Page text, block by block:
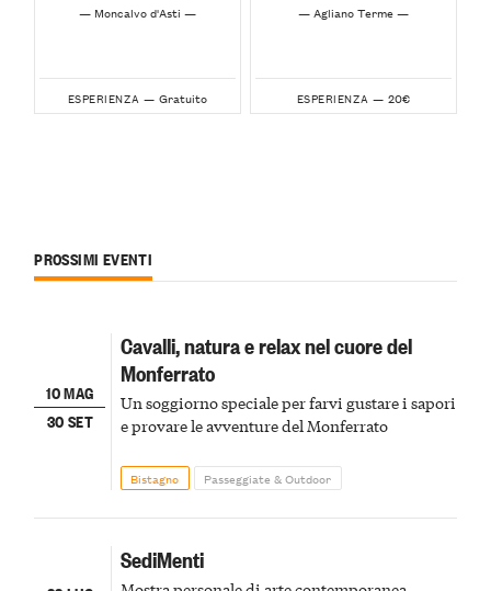
— Moncalvo d'Asti —
ESPERIENZA — Gratuito
— Agliano Terme —
ESPERIENZA — 20€
PROSSIMI EVENTI
10 MAG
30 SET
Cavalli, natura e relax nel cuore del
Monferrato
Un soggiorno speciale per farvi gustare i sapori
e provare le avventure del Monferrato
Bistagno Passeggiate & Outdoor
SediMenti